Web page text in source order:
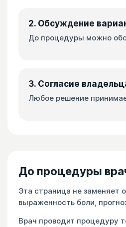
2. Обсуждение
До процедуры можно
3. Согласие
Любое решение
До процедуры
Эта страница не заменяет
выраженность боли,
Врач проводит процедуру